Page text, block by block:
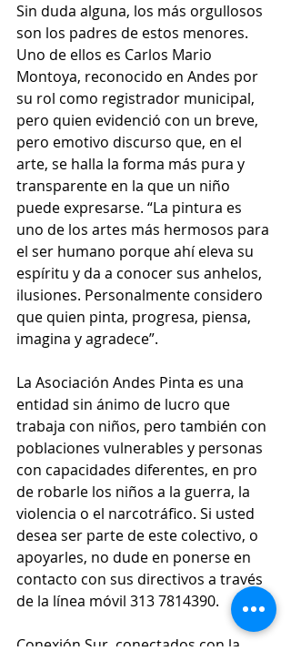
Sin duda alguna, los más orgullosos
son los padres de estos menores.
Uno de ellos es Carlos Mario
Montoya, reconocido en Andes por
su rol como registrador municipal,
pero quien evidenció con un breve,
pero emotivo discurso que, en el
arte, se halla la forma más pura y
transparente en la que un niño
puede expresarse. “La pintura es
uno de los artes más hermosos para
el ser humano porque ahí eleva su
espíritu y da a conocer sus anhelos,
ilusiones. Personalmente considero
que quien pinta, progresa, piensa,
imagina y agradece”.
La Asociación Andes Pinta es una
entidad sin ánimo de lucro que
trabaja con niños, pero también con
poblaciones vulnerables y personas
con capacidades diferentes, en pro
de robarle los niños a la guerra, la
violencia o el narcotráfico. Si usted
desea ser parte de este colectivo, o
apoyarles, no dude en ponerse en
contacto con sus directivos a través
de la línea móvil 313 7814390.
Conexión Sur, conectados con la